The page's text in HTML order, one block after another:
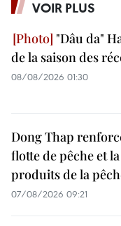
VOIR PLUS
"Dâu da"
de la saison des
08/08/2026 01:30
Dong Thap
flotte de pêche et
produits de la
07/08/2026 09:21